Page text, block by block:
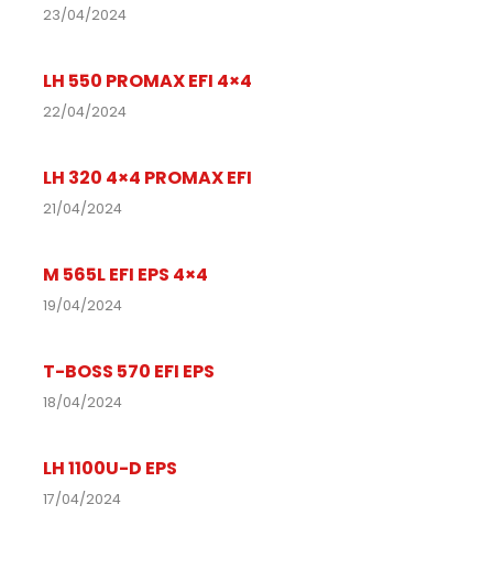
23/04/2024
LH 550 PROMAX EFI 4×4
22/04/2024
LH 320 4×4 PROMAX EFI
21/04/2024
M 565L EFI EPS 4×4
19/04/2024
T-BOSS 570 EFI EPS
18/04/2024
LH 1100U-D EPS
17/04/2024